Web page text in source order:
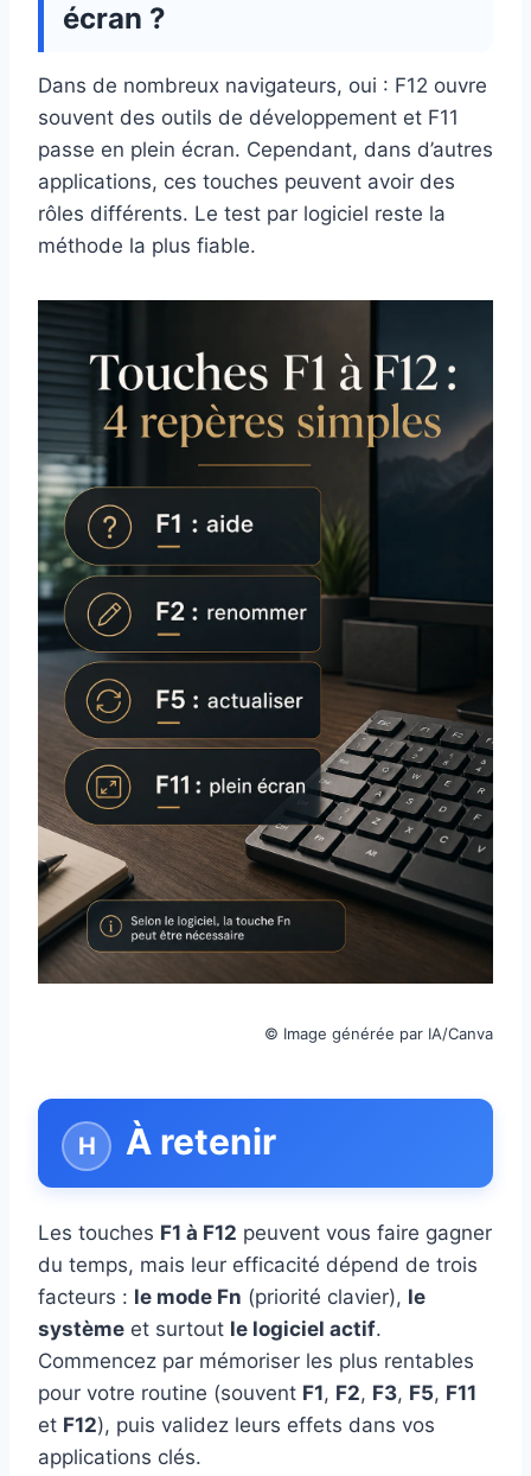
écran ?
Dans de nombreux navigateurs, oui : F12 ouvre
souvent des outils de développement et F11
passe en plein écran. Cependant, dans d’autres
applications, ces touches peuvent avoir des
rôles différents. Le test par logiciel reste la
méthode la plus fiable.
© Image générée par IA/Canva
À retenir
Les touches F1 à F12 peuvent vous faire gagner
du temps, mais leur efficacité dépend de trois
facteurs : le mode Fn (priorité clavier), le
système et surtout le logiciel actif.
Commencez par mémoriser les plus rentables
pour votre routine (souvent F1, F2, F3, F5, F11
et F12), puis validez leurs effets dans vos
applications clés.